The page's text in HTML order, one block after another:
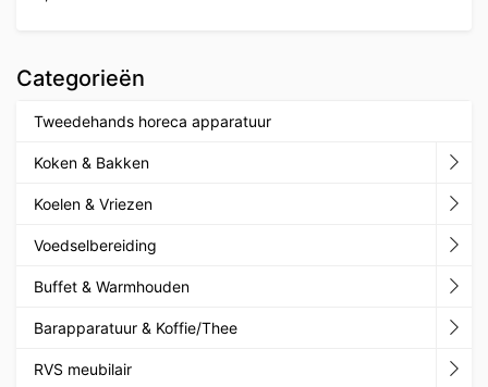
Categorieën
Tweedehands horeca apparatuur
Koken & Bakken
Koelen & Vriezen
Voedselbereiding
Buffet & Warmhouden
Barapparatuur & Koffie/Thee
RVS meubilair